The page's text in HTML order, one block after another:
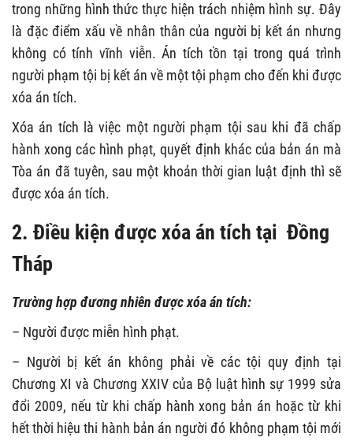
trong những hình thức thực hiện trách nhiệm hình sự. Đây
là đặc điểm xấu về nhân thân của người bị kết án nhưng
không có tính vĩnh viễn. Án tích tồn tại trong quá trình
người phạm tội bị kết án về một tội phạm cho đến khi được
xóa án tích.
Xóa án tích là việc một người phạm tội sau khi đã chấp
hành xong các hình phạt, quyết định khác của bản án mà
Tòa án đã tuyên, sau một khoản thời gian luật định thì sẽ
được xóa án tích.
2. Điều kiện được xóa án tích tại Đồng
Tháp
Trường hợp đương nhiên được xóa án tích:
– Người được miễn hình phạt.
– Người bị kết án không phải về các tội quy định tại
Chương XI và Chương XXIV của Bộ luật hình sự 1999 sửa
đổi 2009, nếu từ khi chấp hành xong bản án hoặc từ khi
hết thời hiệu thi hành bản án người đó không phạm tội mới